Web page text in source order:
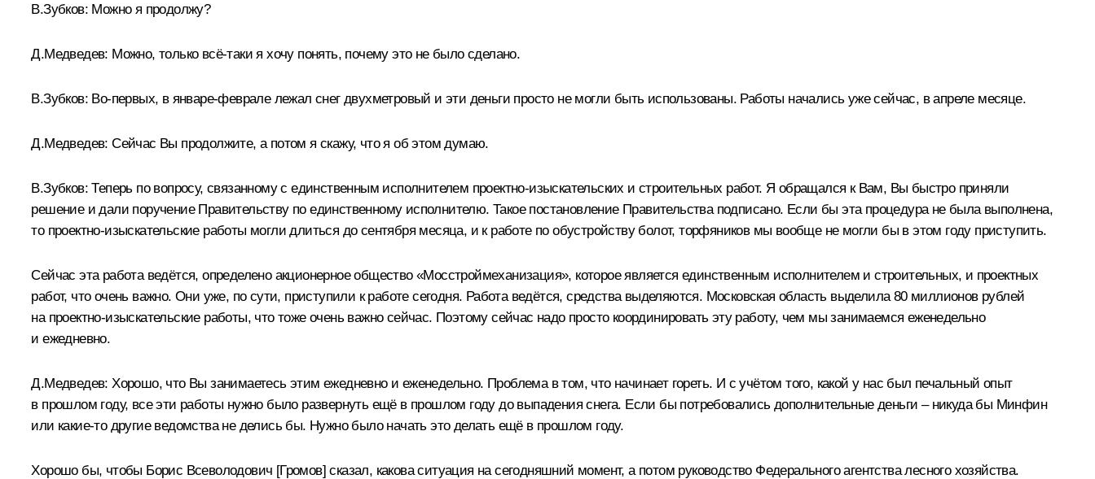
В.Зубков: Можно я продолжу?
Д.Медведев: Можно, только всё‑таки я хочу понять, почему это не было сделано.
В.Зубков: Во‑первых, в январе-феврале лежал снег двухметровый и эти деньги просто не могли быть использованы. Работы начались уже сейчас, в апреле месяце.
Д.Медведев:Сейчас Вы продолжите, а потом я скажу, что я об этом думаю.
В.Зубков:Теперь по вопросу, связанному с единственным исполнителем проектно-изыскательских и строительных работ. Я обращался к Вам, Вы быстро приняли
решение и дали поручение Правительству по единственному исполнителю. Такое постановление Правительства подписано. Если бы эта процедура не была выполнена,
то проектно-изыскательские работы могли длиться до сентября месяца, и к работе по обустройству болот, торфяников мы вообще не могли бы в этом году приступить.
Сейчас эта работа ведётся, определено акционерное общество «Мосстроймеханизация», которое является единственным исполнителем и строительных, и проектных
работ, что очень важно. Они уже, по сути, приступили к работе сегодня. Работа ведётся, средства выделяются. Московская область выделила 80 миллионов рублей
на проектно-изыскательские работы, что тоже очень важно сейчас. Поэтому сейчас надо просто координировать эту работу, чем мы занимаемся еженедельно
и ежедневно.
Д.Медведев: Хорошо, что Вы занимаетесь этим ежедневно и еженедельно. Проблема в том, что начинает гореть. И с учётом того, какой у нас был печальный опыт
в прошлом году, все эти работы нужно было развернуть ещё в прошлом году до выпадения снега. Если бы потребовались дополнительные деньги – никуда бы Минфин
или какие‑то другие ведомства не делись бы. Нужно было начать это делать ещё в прошлом году.
Хорошо бы, чтобы Борис Всеволодович [Громов] сказал, какова ситуация на сегодняшний момент, а потом руководство Федерального агентства лесного хозяйства.